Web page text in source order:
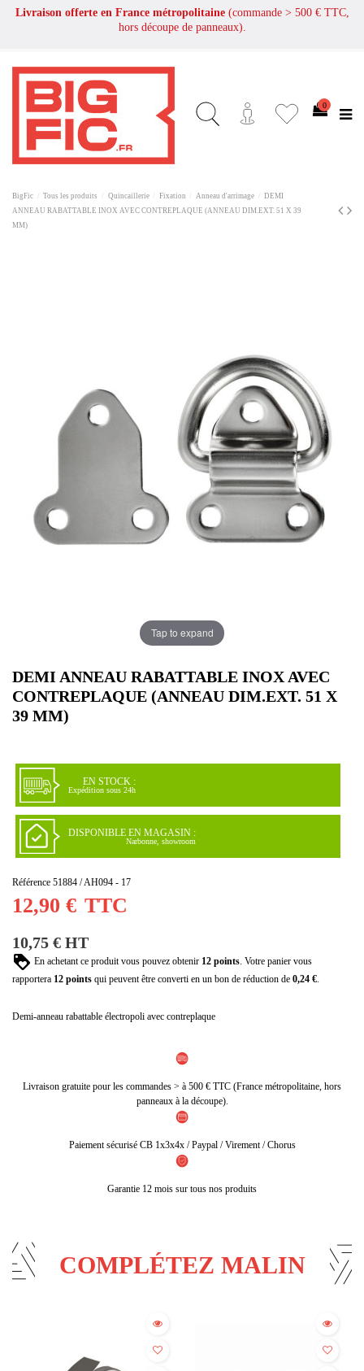
Livraison offerte en France métropolitaine (commande > 500 € TTC,
hors découpe de panneaux).
0
BigFic Tous les produits Quincaillerie Fixation Anneau d'arrimage
DEMI
ANNEAU RABATTABLE INOX AVEC CONTREPLAQUE (ANNEAU DIM.EXT. 51 X 39
MM)
Tap to expand
DEMI ANNEAU RABATTABLE INOX AVEC
CONTREPLAQUE (ANNEAU DIM.EXT. 51 X
39 MM)
EN STOCK :
Expédition sous 24h
DISPONIBLE EN MAGASIN :
Narbonne, showroom
Référence 51884 / AH094 - 17
12,90 € TTC
10,75 € HT
En achetant ce produit vous pouvez obtenir 12 points. Votre panier vous
rapportera 12 points qui peuvent être converti en un bon de réduction de 0,24 €.
Demi-anneau rabattable électropoli avec contreplaque
Livraison gratuite pour les commandes > à 500 € TTC (France métropolitaine, hors
panneaux à la découpe).
Paiement sécurisé CB 1x3x4x / Paypal / Virement / Chorus
Garantie 12 mois sur tous nos produits
COMPLÉTEZ MALIN